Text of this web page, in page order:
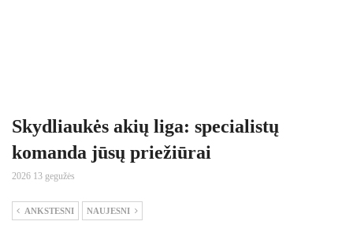
Skydliaukės akių liga: specialistų
komanda jūsų priežiūrai
2026 13 gegužės
ANKSTESNI NAUJESNI